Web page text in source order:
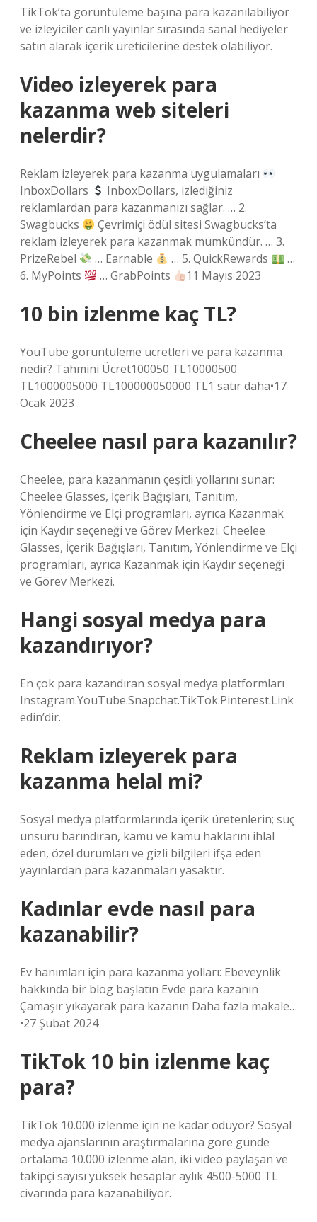
TikTok’ta görüntüleme başına para kazanılabiliyor
ve izleyiciler canlı yayınlar sırasında sanal hediyeler
satın alarak içerik üreticilerine destek olabiliyor.
Video izleyerek para
kazanma web siteleri
nelerdir?
Reklam izleyerek para kazanma uygulamaları
InboxDollars
InboxDollars, izlediğiniz
reklamlardan para kazanmanızı sağlar. … 2.
Swagbucks
Çevrimiçi ödül sitesi Swagbucks’ta
reklam izleyerek para kazanmak mümkündür. … 3.
PrizeRebel
… Earnable … 5. QuickRewards
…
6. MyPoints
… GrabPoints 11 Mayıs 2023
10 bin izlenme kaç TL?
YouTube görüntüleme ücretleri ve para kazanma
nedir? Tahmini Ücret100050 TL10000500
TL1000005000 TL100000050000 TL1 satır daha•17
Ocak 2023
Cheelee nasıl para kazanılır?
Cheelee, para kazanmanın çeşitli yollarını sunar:
Cheelee Glasses, İçerik Bağışları, Tanıtım,
Yönlendirme ve Elçi programları, ayrıca Kazanmak
için Kaydır seçeneği ve Görev Merkezi. Cheelee
Glasses, İçerik Bağışları, Tanıtım, Yönlendirme ve Elçi
programları, ayrıca Kazanmak için Kaydır seçeneği
ve Görev Merkezi.
Hangi sosyal medya para
kazandırıyor?
En çok para kazandıran sosyal medya platformları
Instagram.YouTube.Snapchat.TikTok.Pinterest.Link
edin’dir.
Reklam izleyerek para
kazanma helal mi?
Sosyal medya platformlarında içerik üretenlerin; suç
unsuru barındıran, kamu ve kamu haklarını ihlal
eden, özel durumları ve gizli bilgileri ifşa eden
yayınlardan para kazanmaları yasaktır.
Kadınlar evde nasıl para
kazanabilir?
Ev hanımları için para kazanma yolları: Ebeveynlik
hakkında bir blog başlatın Evde para kazanın
Çamaşır yıkayarak para kazanın Daha fazla makale…
•27 Şubat 2024
TikTok 10 bin izlenme kaç
para?
TikTok 10.000 izlenme için ne kadar ödüyor? Sosyal
medya ajanslarının araştırmalarına göre günde
ortalama 10.000 izlenme alan, iki video paylaşan ve
takipçi sayısı yüksek hesaplar aylık 4500-5000 TL
civarında para kazanabiliyor.